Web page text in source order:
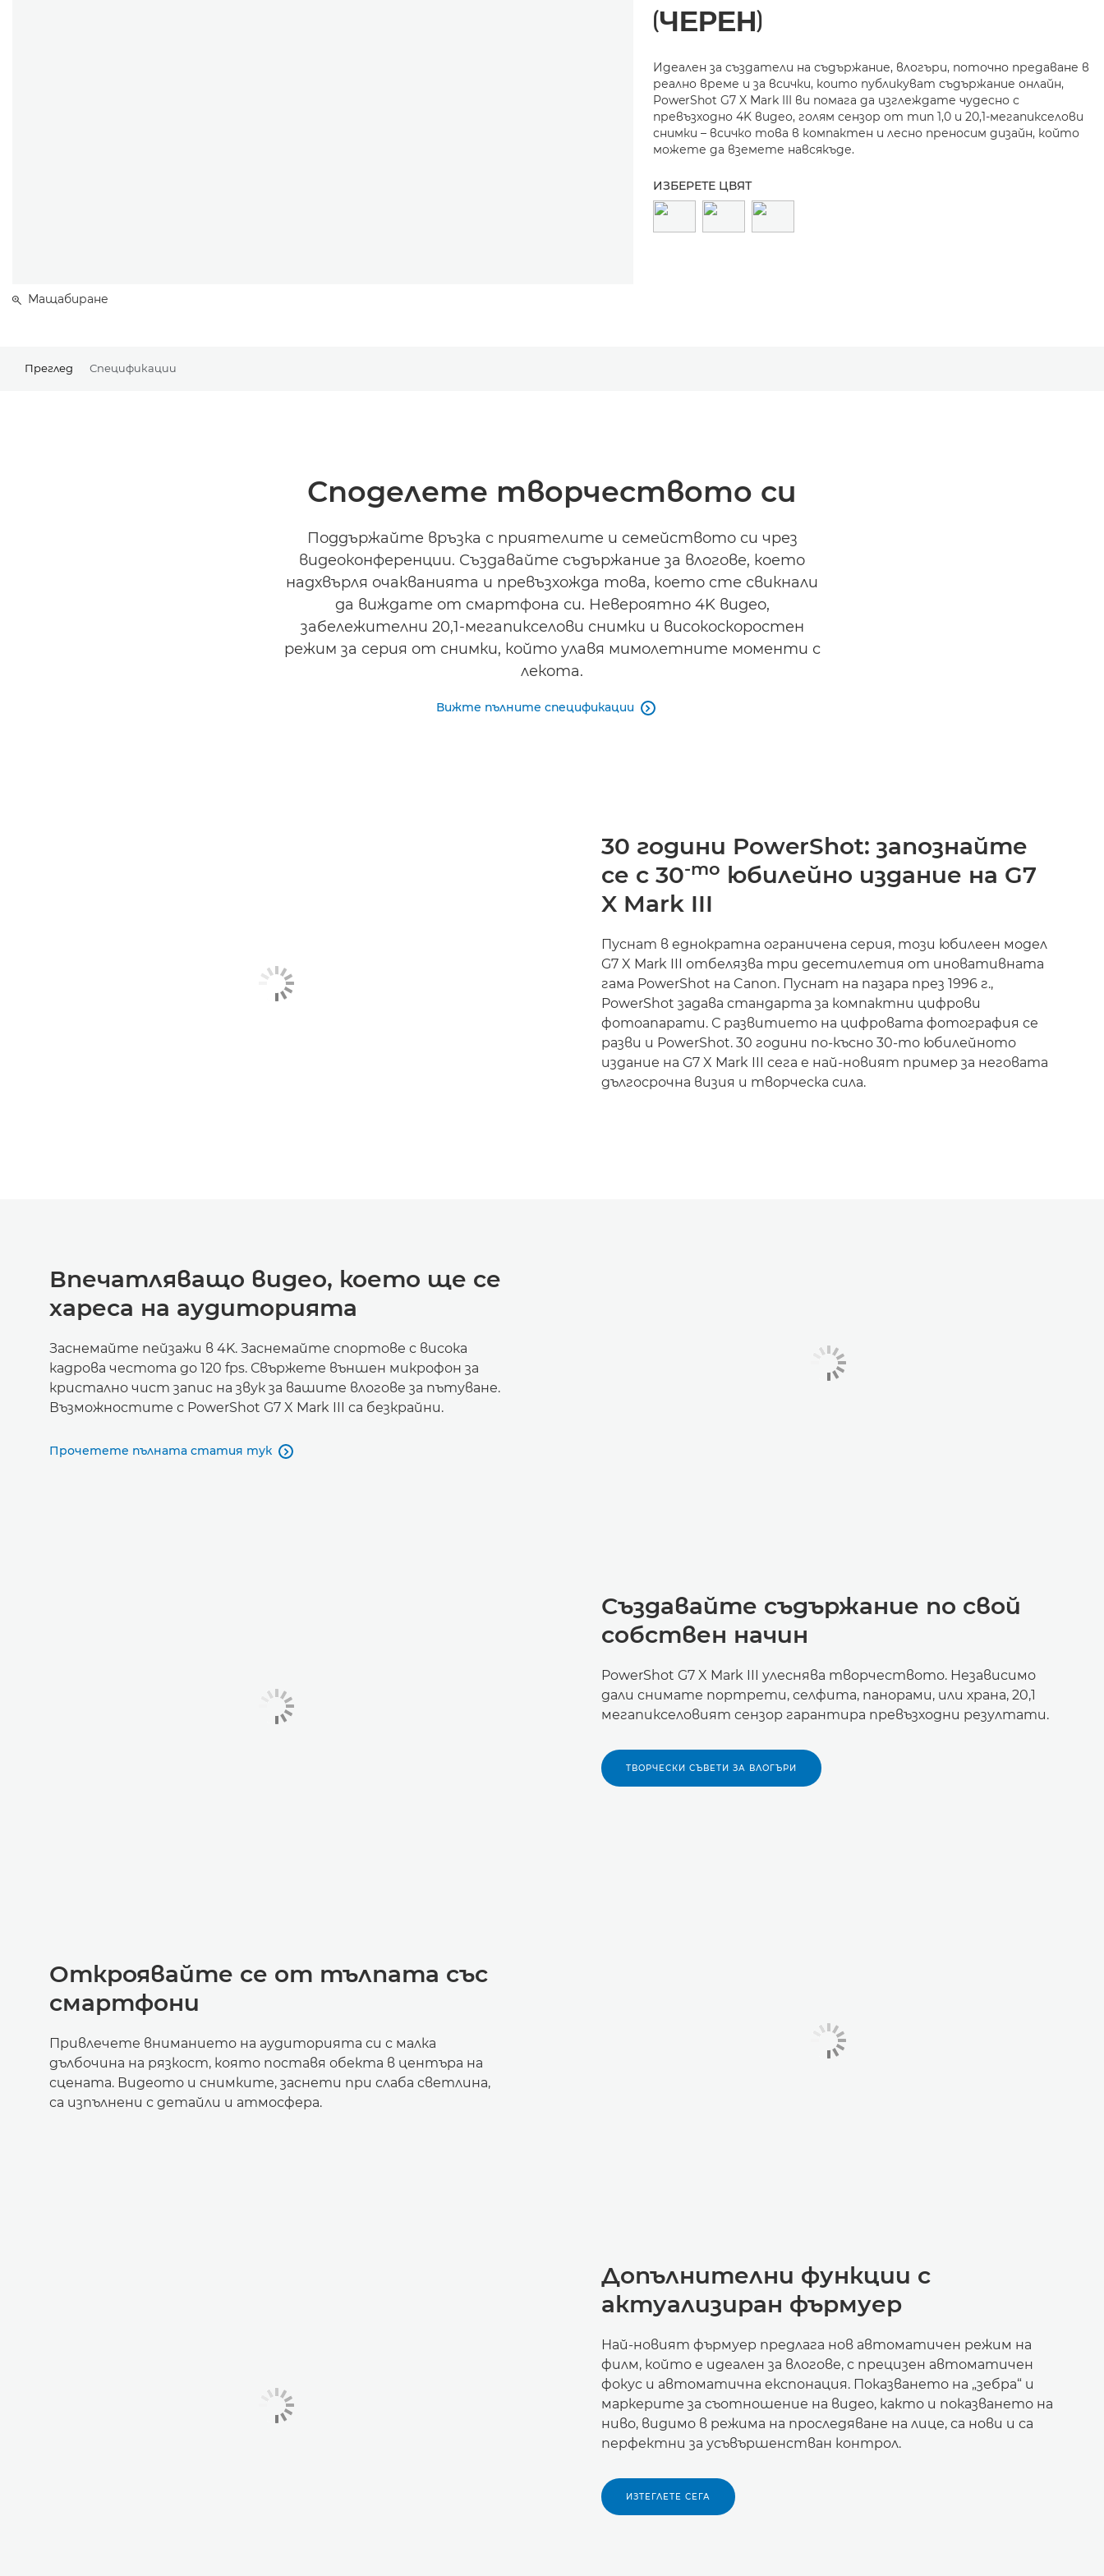
Мащабиране
(ЧЕРЕН)
Идеален за създатели на съдържание, влогъри, поточно предаване в
реално време и за всички, които публикуват съдържание онлайн,
PowerShot G7 X Mark III ви помага да изглеждате чудесно с
превъзходно 4K видео, голям сензор от тип 1,0 и 20,1-мегапикселови
снимки – всичко това в компактен и лесно преносим дизайн, който
можете да вземете навсякъде.
ИЗБЕРЕТЕ ЦВЯТ
Преглед Спецификации
Споделете творчеството си
Поддържайте връзка с приятелите и семейството си чрез
видеоконференции. Създавайте съдържание за влогове, което
надхвърля очакванията и превъзхожда това, което сте свикнали
да виждате от смартфона си. Невероятно 4K видео,
забележителни 20,1-мегапикселови снимки и високоскоростен
режим за серия от снимки, който улавя мимолетните моменти с
лекота.
Вижте пълните спецификации 
30 години PowerShot: запознайте
се с 30-то юбилейно издание на G7
X Mark III
Пуснат в еднократна ограничена серия, този юбилеен модел
G7 X Mark III отбелязва три десетилетия от иновативната
гама PowerShot на Canon. Пуснат на пазара през 1996 г.,
PowerShot задава стандарта за компактни цифрови
фотоапарати. С развитието на цифровата фотография се
разви и PowerShot. 30 години по-късно 30-то юбилейното
издание на G7 X Mark III сега е най-новият пример за неговата
дългосрочна визия и творческа сила.
Впечатляващо видео, което ще се
хареса на аудиторията
Заснемайте пейзажи в 4K. Заснемайте спортове с висока
кадрова честота до 120 fps. Свържете външен микрофон за
кристално чист запис на звук за вашите влогове за пътуване.
Възможностите с PowerShot G7 X Mark III са безкрайни.
Прочетете пълната статия тук 
Създавайте съдържание по свой
собствен начин
PowerShot G7 X Mark III улеснява творчеството. Независимо
дали снимате портрети, селфита, панорами, или храна, 20,1
мегапикселовият сензор гарантира превъзходни резултати.
ТВОРЧЕСКИ СЪВЕТИ ЗА ВЛОГЪРИ
Откроявайте се от тълпата със
смартфони
Привлечете вниманието на аудиторията си с малка
дълбочина на рязкост, която поставя обекта в центъра на
сцената. Видеото и снимките, заснети при слаба светлина,
са изпълнени с детайли и атмосфера.
Допълнителни функции с
актуализиран фърмуер
Най-новият фърмуер предлага нов автоматичен режим на
филм, който е идеален за влогове, с прецизен автоматичен
фокус и автоматична експонация. Показването на „зебра“ и
маркерите за съотношение на видео, както и показването на
ниво, видимо в режима на проследяване на лице, са нови и са
перфектни за усъвършенстван контрол.
ИЗТЕГЛЕТЕ СЕГА